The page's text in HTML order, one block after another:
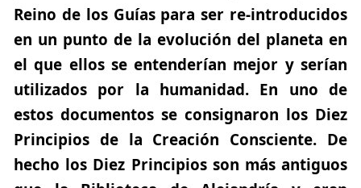
Reino de los Guías para ser re-introducidos
en un punto de la evolución del planeta en
el que ellos se entenderían mejor y serían
utilizados por la humanidad. En uno de
estos documentos se consignaron los Diez
Principios de la Creación Consciente. De
hecho los Diez Principios son más antiguos